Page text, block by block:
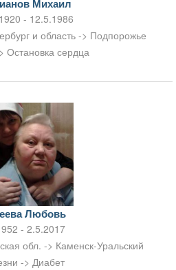
Михаил
- 12.5.1986
и область -> Подпорожье
Остановка сердца
Любовь
- 2.5.2017
обл. -> Каменск-Уральский
-> Диабет